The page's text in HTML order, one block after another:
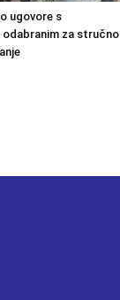
ugovore s
odabranim za stručno